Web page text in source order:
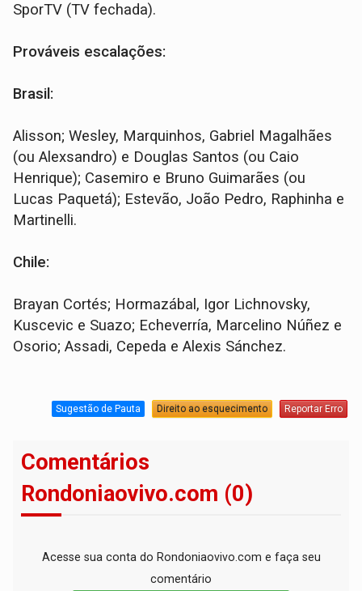
SporTV (TV fechada).
Prováveis escalações:
Brasil:
Alisson; Wesley, Marquinhos, Gabriel Magalhães
(ou Alexsandro) e Douglas Santos (ou Caio
Henrique); Casemiro e Bruno Guimarães (ou
Lucas Paquetá); Estevão, João Pedro, Raphinha e
Martinelli.
Chile:
Brayan Cortés; Hormazábal, Igor Lichnovsky,
Kuscevic e Suazo; Echeverría, Marcelino Núñez e
Osorio; Assadi, Cepeda e Alexis Sánchez.
Sugestão de Pauta Direito ao esquecimento Reportar Erro
Comentários
Rondoniaovivo.com (0)
Acesse sua conta do Rondoniaovivo.com e faça seu
comentário